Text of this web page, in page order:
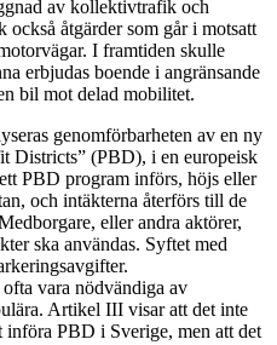
av kollektivtrafik och
åtgärder som går i motsatt
I framtiden skulle
erbjudas boende i angränsande
bil mot delad mobilitet.
genomförbarheten av en ny
Districts” (PBD), i en europeisk
PBD program införs, höjs eller
och intäkterna återförs till de
eller andra aktörer,
ska användas. Syftet med
vara nödvändiga av
Artikel III visar att det inte
PBD i Sverige, men att det